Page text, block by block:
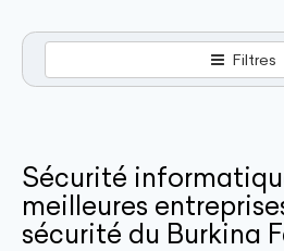
Filtres
Sécurité
meilleures
sécurité du Burkina